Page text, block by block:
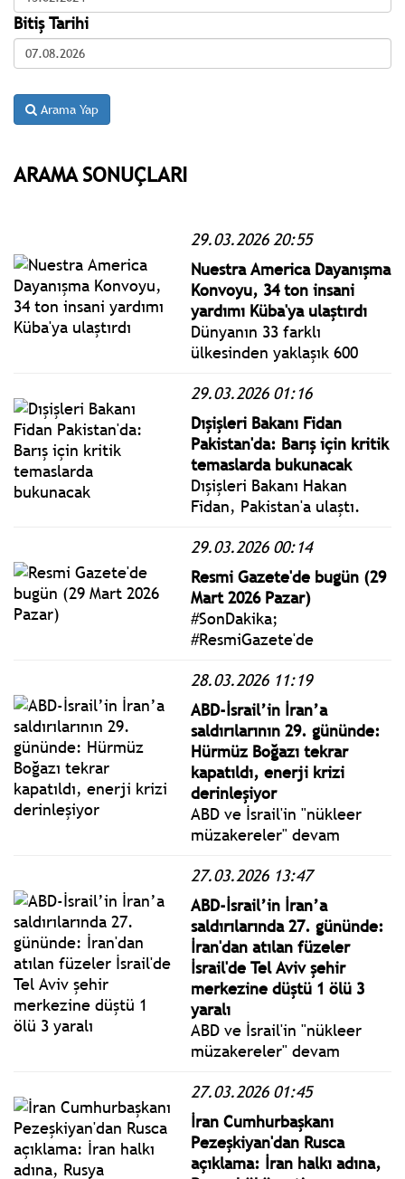
Bitiş Tarihi
Arama Yap
ARAMA SONUÇLARI
29.03.2026 20:55
Nuestra America Dayanışma
Konvoyu, 34 ton insani
yardımı Küba'ya ulaştırdı
Dünyanın 33 farklı
ülkesinden yaklaşık 600
America Dayanışma
Konvoyu", Küba’ya hava,
deniz ve kara yoluyla
toplam 34 ton insani
yardım ulaştırdı.
29.03.2026 01:16
Dışişleri Bakanı Fidan
Pakistan'da: Barış için kritik
temaslarda bukunacak
Dışişleri Bakanı Hakan
Fidan, Pakistan'a ulaştı.
düzenlenecek bölgesel
gerilimin azaltılmasına
yönelik gerçekleştirilen
toplantıya katılması
bekleniyor.
29.03.2026 00:14
Resmi Gazete'de bugün (29
Mart 2026 Pazar)
#SonDakika;
#ResmiGazete'de
Pazar yönetmelik, genelge
ve tebliğler
takip edebilirsiniz.
28.03.2026 11:19
ABD-İsrail’in İran’a
saldırılarının 29. gününde:
Hürmüz Boğazı tekrar
kapatıldı, enerji krizi
derinleşiyor
ABD ve İsrail'in "nükleer
müzakereler" devam
vurmasıyla başlayan ve
İran'ın misilleme
saldırılarıyla devam eden
Orta Doğu'daki savaş 29.
gününe karşılıklı hava
saldırılarıyla girdi.
27.03.2026 13:47
ABD-İsrail’in İran’a
saldırılarında 27. gününde:
İran'dan atılan füzeler
İsrail'de Tel Aviv şehir
merkezine düştü 1 ölü 3
yaralı
ABD ve İsrail'in "nükleer
müzakereler" devam
vurmasıyla başlayan ve
İran'ın misilleme
saldırılarıyla devam eden
Orta Doğu'daki savaş 28.
27.03.2026 01:45
İran Cumhurbaşkanı
Pezeşkiyan'dan Rusca
açıklama: İran halkı adına,